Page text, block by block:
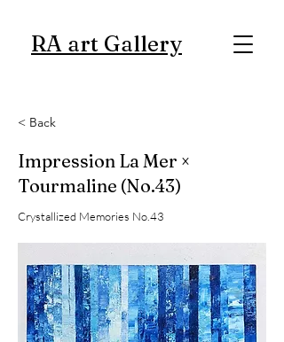
RA art Gallery
< Back
Impression La Mer ×
Tourmaline (No.43)
Crystallized Memories No.43